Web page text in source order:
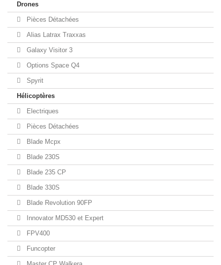
Drones
Pièces Détachées
Alias Latrax Traxxas
Galaxy Visitor 3
Options Space Q4
Spyrit
Hélicoptères
Electriques
Pièces Détachées
Blade Mcpx
Blade 230S
Blade 235 CP
Blade 330S
Blade Revolution 90FP
Innovator MD530 et Expert
FPV400
Funcopter